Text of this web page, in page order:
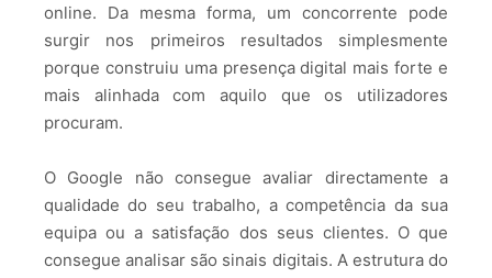
online. Da mesma forma, um concorrente pode
surgir nos primeiros resultados simplesmente
porque construiu uma presença digital mais forte e
mais alinhada com aquilo que os utilizadores
procuram.
O Google não consegue avaliar directamente a
qualidade do seu trabalho, a competência da sua
equipa ou a satisfação dos seus clientes. O que
consegue analisar são sinais digitais. A estrutura do